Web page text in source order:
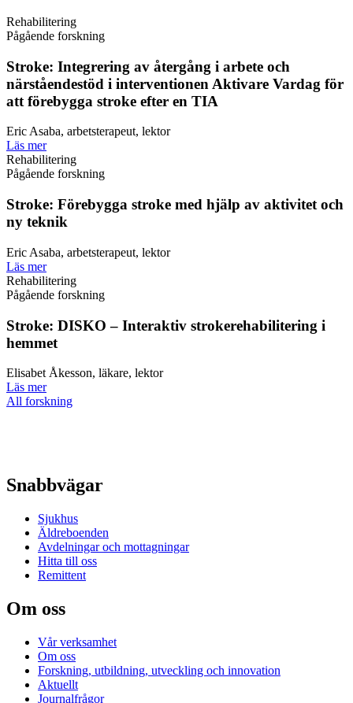
Rehabilitering
Pågående forskning
Stroke: Integrering av återgång i arbete och
närståendestöd i interventionen Aktivare Vardag för
att förebygga stroke efter en TIA
Eric Asaba, arbetsterapeut, lektor
Läs mer
Rehabilitering
Pågående forskning
Stroke: Förebygga stroke med hjälp av aktivitet och
ny teknik
Eric Asaba, arbetsterapeut, lektor
Läs mer
Rehabilitering
Pågående forskning
Stroke: DISKO – Interaktiv strokerehabilitering i
hemmet
Elisabet Åkesson, läkare, lektor
Läs mer
All forskning
Snabbvägar
Sjukhus
Äldreboenden
Avdelningar och mottagningar
Hitta till oss
Remittent
Om oss
Vår verksamhet
Om oss
Forskning, utbildning, utveckling och innovation
Aktuellt
Journalfrågor